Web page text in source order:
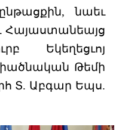
ընթացքին, նաեւ
Հայաստանեայց
Եկեղեցւոյ
Թեմի
Տ. Աբգար Եպս.